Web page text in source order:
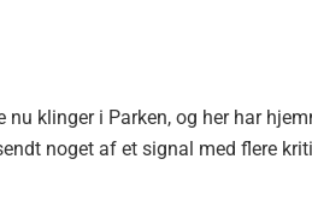
nu klinger i Parken, og her har
noget af et signal med flere